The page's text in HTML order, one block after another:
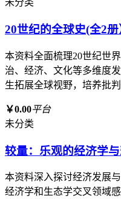
未分类
20世纪的全球史(全2册
本资料全面梳理20世纪世
治、经济、文化等多维度
生拓展全球视野，培养批
￥0.00平台
未分类
较量：乐观的经济学
本资料深入探讨经济发展
经济学和生态学交叉领域